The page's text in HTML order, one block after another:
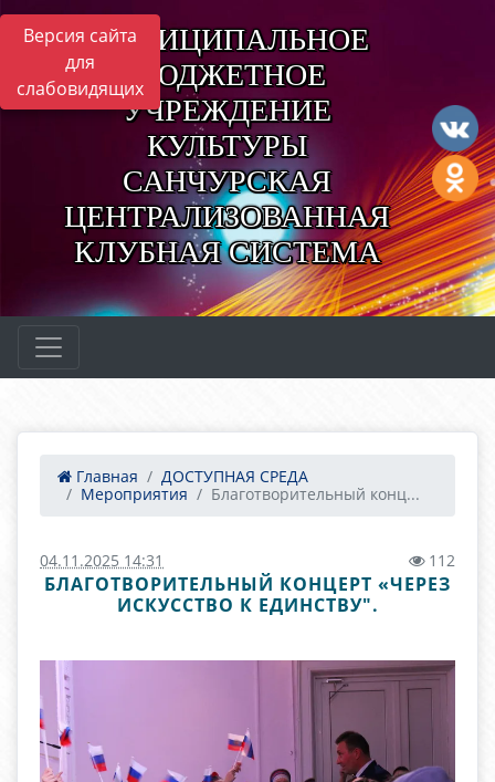
Версия сайта
для
слабовидящих
МУНИЦИПАЛЬНОЕ
БЮДЖЕТНОЕ
УЧРЕЖДЕНИЕ
КУЛЬТУРЫ
САНЧУРСКАЯ
ЦЕНТРАЛИЗОВАННАЯ
КЛУБНАЯ СИСТЕМА
Главная
ДОСТУПНАЯ СРЕДА
Мероприятия
Благотворительный конц...
04.11.2025 14:31 112
БЛАГОТВОРИТЕЛЬНЫЙ КОНЦЕРТ «ЧЕРЕЗ
ИСКУССТВО К ЕДИНСТВУ".